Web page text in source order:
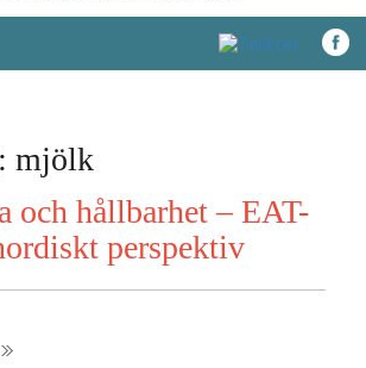
mjölk
och hållbarhet – EAT-
perspektiv